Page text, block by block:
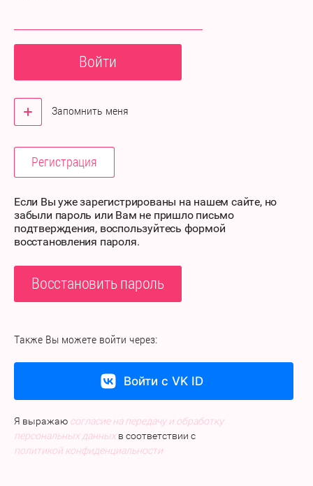
Войти
Запомнить меня
Регистрация
Если Вы уже зарегистрированы на нашем сайте, но
забыли пароль или Вам не пришло письмо
подтверждения, воспользуйтесь формой
восстановления пароля.
Восстановить пароль
Также Вы можете войти через:
Войти с VK ID
Я выражаю согласие на передачу и обработку
персональных данных в соответствии с
политикой конфиденциальности